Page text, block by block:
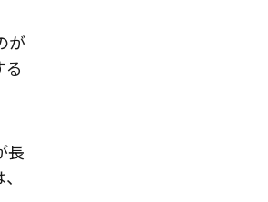
が
る
長